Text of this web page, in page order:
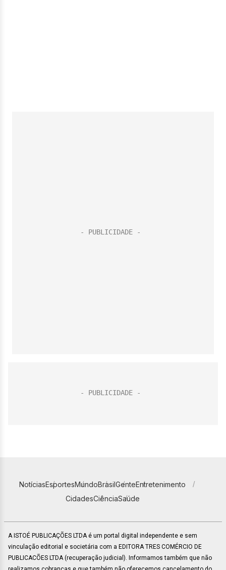
NotíciasEsportesMundoBrasilGenteEntretenimento
CidadesCiênciaSaúde
A ISTOÉ PUBLICAÇÕES LTDA é um portal digital independente e sem
vinculação editorial e societária com a EDITORA TRES COMÉRCIO DE
PUBLICACÕES LTDA (recuperação judicial). Informamos também que não